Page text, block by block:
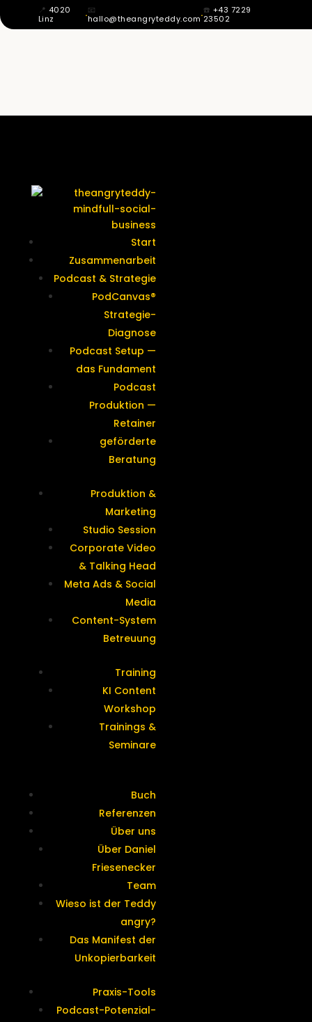
📍 4020
Linz
·📧
hallo@theangryteddy.com·☎️ +43 7229
23502
Start
Zusammenarbeit
Podcast & Strategie
PodCanvas®
Strategie-
Diagnose
Podcast Setup —
das Fundament
Podcast
Produktion —
Retainer
geförderte
Beratung
Produktion &
Marketing
Studio Session
Corporate Video
& Talking Head
Meta Ads & Social
Media
Content-System
Betreuung
Training
KI Content
Workshop
Trainings &
Seminare
Buch
Referenzen
Über uns
Über Daniel
Friesenecker
Team
Wieso ist der Teddy
angry?
Das Manifest der
Unkopierbarkeit
Praxis-Tools
Podcast-Potenzial-